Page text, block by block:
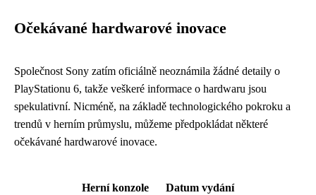
Očekávané hardwarové inovace
Společnost Sony zatím oficiálně neoznámila žádné detaily o
PlayStationu 6, takže veškeré informace o hardwaru jsou
spekulativní. Nicméně, na základě technologického pokroku a
trendů v herním průmyslu, můžeme předpokládat některé
očekávané hardwarové inovace.
Herní konzole Datum vydání